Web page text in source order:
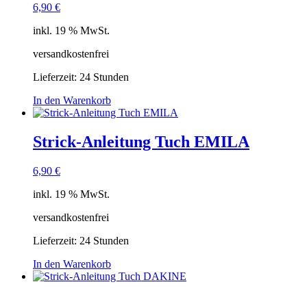
6,90 €
inkl. 19 % MwSt.
versandkostenfrei
Lieferzeit: 24 Stunden
In den Warenkorb
Strick-Anleitung Tuch EMILA
6,90 €
inkl. 19 % MwSt.
versandkostenfrei
Lieferzeit: 24 Stunden
In den Warenkorb